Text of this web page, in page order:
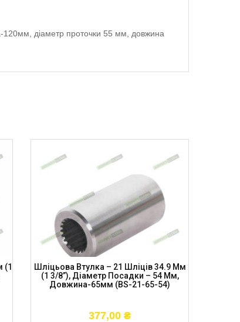
120мм, діаметр проточки 55 мм, довжина
(1
Шліцьова Втулка – 21 Шліців 34.9 Мм
(1 3/8”), Діаметр Посадки – 54 Мм,
Довжина-65мм (BS-21-65-54)
377,00 ₴